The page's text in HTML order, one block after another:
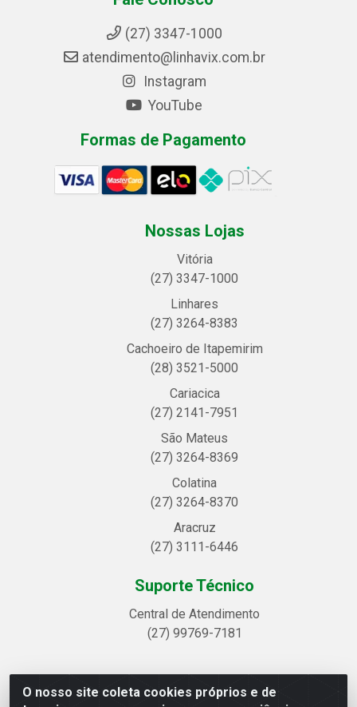
O nosso site coleta cookies próprios e de
(27) 3347-1000
atendimento@linhavix.com.br
Instagram
YouTube
Formas de Pagamento
Nossas Lojas
Vitória
(27) 3347-1000
Linhares
(27) 3264-8383
Cachoeiro de Itapemirim
(28) 3521-5000
Cariacica
(27) 2141-7951
São Mateus
(27) 3264-8369
Colatina
(27) 3264-8370
Aracruz
(27) 3111-6446
Suporte Técnico
Central de Atendimento
(27) 99769-7181
Linhavix Distribuidora LTDA - Avenida Alegre, 2521 -